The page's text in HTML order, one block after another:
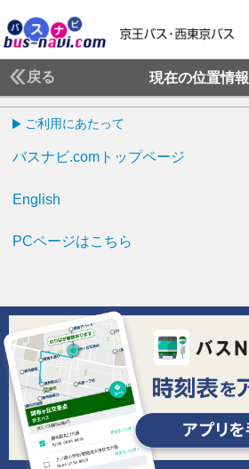
戻る 現在の位置情報
ご利用にあたって
バスナビ.comトップページ
English
PCページはこちら